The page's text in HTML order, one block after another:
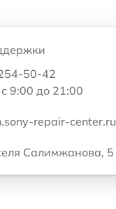
50-42
9:00 до 21:00
repair-center.ru
Салимжанова, 5